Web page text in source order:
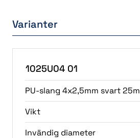
Varianter
1025U04 01
PU-slang 4x2,5mm svart 25m
Vikt
Invändig diameter